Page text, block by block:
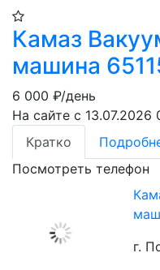
Камаз
машина
6 000 ₽/день
На сайте с 13.07.2026
Кратко
Посмотреть телефон
г.